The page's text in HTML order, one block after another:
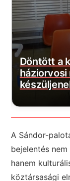
a
a
A Sándor-
bejelentés
hanem
köztársasági